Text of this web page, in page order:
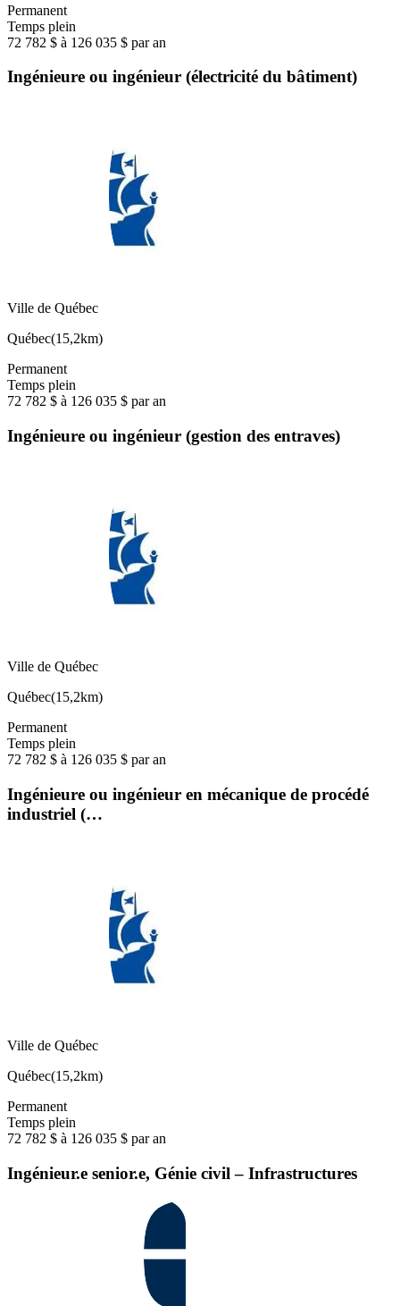
Permanent
Temps plein
72 782 $ à 126 035 $ par an
Ingénieure ou ingénieur (électricité du bâtiment)
Ville de Québec
Québec(15,2km)
Permanent
Temps plein
72 782 $ à 126 035 $ par an
Ingénieure ou ingénieur (gestion des entraves)
Ville de Québec
Québec(15,2km)
Permanent
Temps plein
72 782 $ à 126 035 $ par an
Ingénieure ou ingénieur en mécanique de procédé
industriel (…
Ville de Québec
Québec(15,2km)
Permanent
Temps plein
72 782 $ à 126 035 $ par an
Ingénieur.e senior.e, Génie civil – Infrastructures